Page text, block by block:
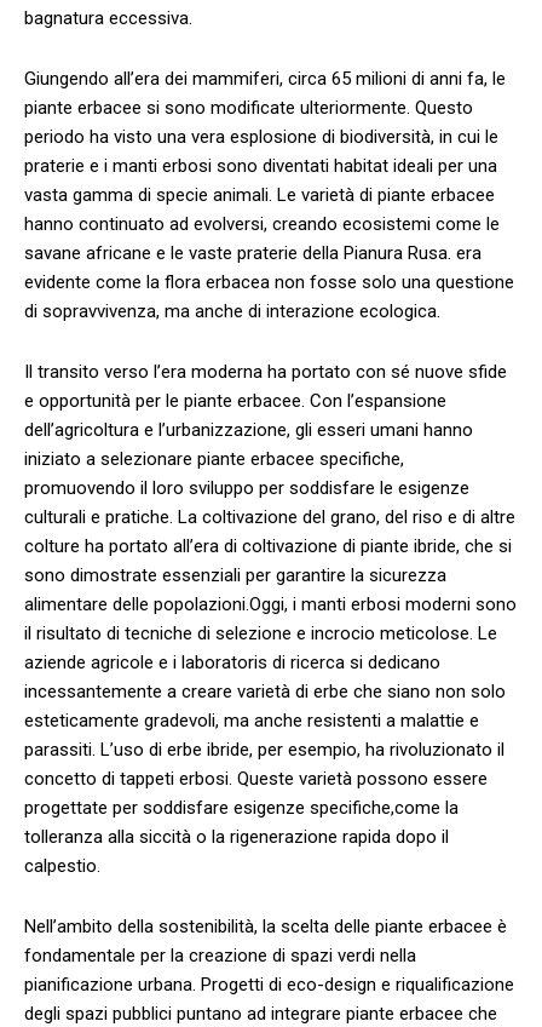
bagnatura eccessiva.
Giungendo all’era ​dei mammiferi,⁤ circa ⁣65 milioni di​ anni ‌fa, le
piante⁤ erbacee si ​sono modificate ulteriormente. Questo⁢
periodo ha ‌visto​ una vera esplosione di biodiversità, in cui le⁤
praterie e i manti ‍erbosi sono diventati habitat ideali per ‌una
⁢vasta gamma di ‌specie animali.⁤ Le varietà di piante​ erbacee
hanno continuato⁢ ad evolversi, creando ecosistemi come le⁢
savane ⁢africane e le ⁤vaste ⁢praterie ‌della Pianura Rusa. era
evidente ⁢come ⁣la ⁤flora ​erbacea‍ non fosse solo ​una​ questione‌
di⁢ sopravvivenza, ⁤ma ​anche di interazione ecologica.
Il transito verso l’era⁤ moderna ha ‍portato con sé nuove​ sfide
e ‌opportunità per le piante ⁤erbacee. Con l’espansione ​
dell’agricoltura e⁢ l’urbanizzazione, gli esseri umani hanno
iniziato a selezionare piante erbacee specifiche,
promuovendo ⁤il ​loro sviluppo per soddisfare le esigenze
culturali e pratiche.⁣ La coltivazione del ‌grano, del riso ‌e ‍di altre
colture⁢ ha ‍portato all’era ‍di​ coltivazione ​di piante ibride, ⁣che ⁤si
sono dimostrate essenziali per garantire la sicurezza
alimentare‍ delle popolazioni.Oggi, ​i manti erbosi‌ moderni sono
⁣il risultato di tecniche ⁣di selezione e incrocio meticolose.⁤ Le⁢
aziende agricole‌ e i laboratoris ⁢di ricerca si⁣ dedicano
incessantemente ⁣a creare varietà di erbe⁣ che siano non solo
esteticamente ⁤gradevoli,⁤ ma⁤ anche resistenti⁢ a malattie e
parassiti. L’uso di erbe ibride, ​per ‍esempio, ha‍ rivoluzionato‌ il
concetto di tappeti erbosi. ‌Queste varietà possono essere
progettate‌ per soddisfare esigenze specifiche,come ​la
tolleranza ​alla siccità o la‌ rigenerazione rapida‌ dopo il
calpestio.
Nell’ambito della sostenibilità, la‌ scelta delle piante erbacee è
fondamentale per ⁣la creazione di spazi verdi nella
pianificazione‍ urbana. Progetti⁢ di⁢ eco-design e riqualificazione
degli spazi ⁢pubblici ​puntano ad integrare piante ‌erbacee che